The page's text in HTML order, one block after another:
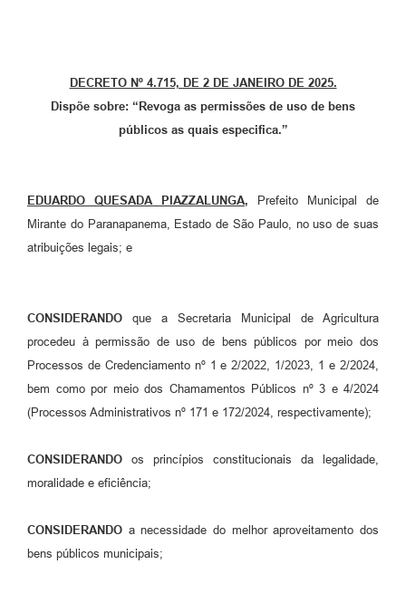
Organograma
Arquivos para Download
LGPD
Radar da Transparência Pública
Turismo
Obras
DECRETO Nº 4.715, DE 2 DE JANEIRO DE 2025.
Dispõe sobre: “Revoga as permissões de uso de bens
públicos as quais especifica.”
EDUARDO QUESADA PIAZZALUNGA,
Prefeito Municipal de
Mirante do Paranapanema, Estado de São Paulo, no uso de suas
atribuições legais; e
CONSIDERANDO que a Secretaria Municipal de Agricultura
procedeu à permissão de uso de bens públicos por meio dos
Processos de Credenciamento nº 1 e 2/2022, 1/2023, 1 e 2/2024,
bem como por meio dos Chamamentos Públicos nº 3 e 4/2024
(Processos Administrativos nº 171 e 172/2024, respectivamente);
CONSIDERANDO os princípios constitucionais da legalidade,
moralidade e eficiência;
CONSIDERANDO a necessidade do melhor aproveitamento dos
bens públicos municipais;